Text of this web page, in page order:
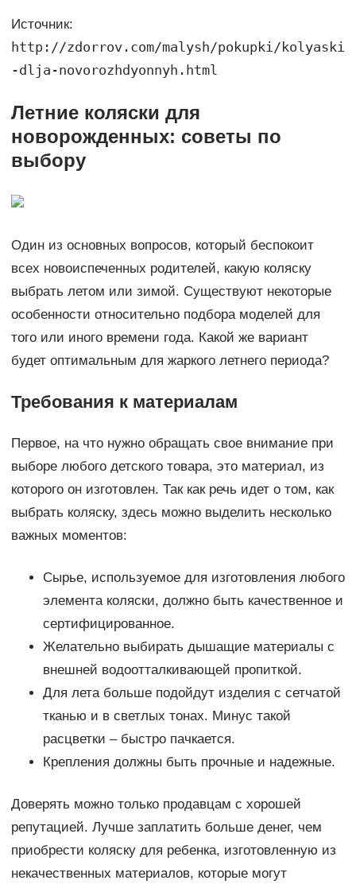
Источник:
http://zdorrov.com/malysh/pokupki/kolyaski
-dlja-novorozhdyonnyh.html
Летние коляски для
новорожденных: советы по
выбору
Один из основных вопросов, который беспокоит
всех новоиспеченных родителей, какую коляску
выбрать летом или зимой. Существуют некоторые
особенности относительно подбора моделей для
того или иного времени года. Какой же вариант
будет оптимальным для жаркого летнего периода?
Требования к материалам
Первое, на что нужно обращать свое внимание при
выборе любого детского товара, это материал, из
которого он изготовлен. Так как речь идет о том, как
выбрать коляску, здесь можно выделить несколько
важных моментов:
Сырье, используемое для изготовления любого
элемента коляски, должно быть качественное и
сертифицированное.
Желательно выбирать дышащие материалы с
внешней водоотталкивающей пропиткой.
Для лета больше подойдут изделия с сетчатой
тканью и в светлых тонах. Минус такой
расцветки – быстро пачкается.
Крепления должны быть прочные и надежные.
Доверять можно только продавцам с хорошей
репутацией. Лучше заплатить больше денег, чем
приобрести коляску для ребенка, изготовленную из
некачественных материалов, которые могут